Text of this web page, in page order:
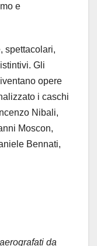
e
spettacolari,
Gli
opere
i caschi
Nibali,
Moscon,
Bennati,
da